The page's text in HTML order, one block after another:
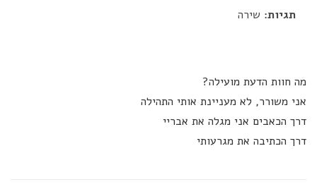
תגיות: שירה
מה חוות הדעת מועילה?
אני משורר, לא מעניינת אותי התהילה
דרך הכאבים אני מגלה את אבריי
דרך הכתיבה את מגרעותי